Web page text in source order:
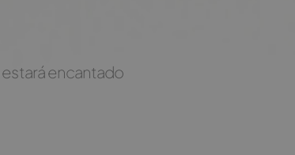
encantado